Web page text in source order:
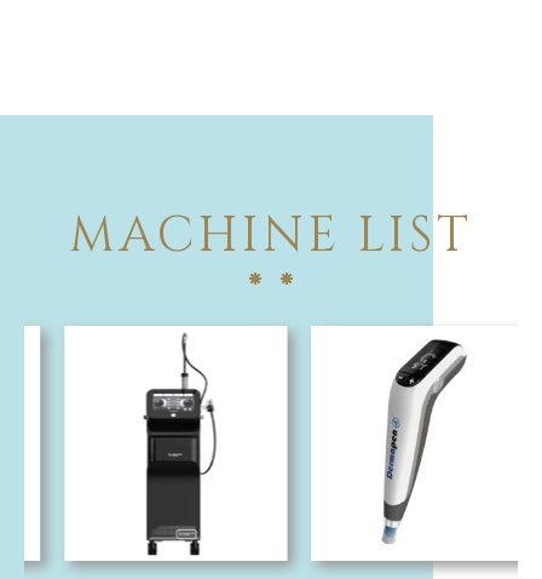
MACHINE LIST